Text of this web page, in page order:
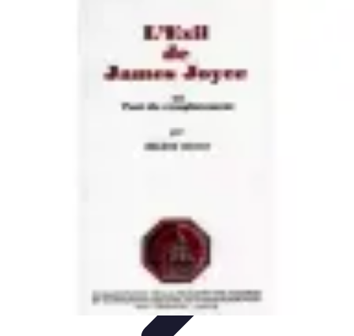
Conseils de préparation
Préparation et conseils
Remplacement Vitre